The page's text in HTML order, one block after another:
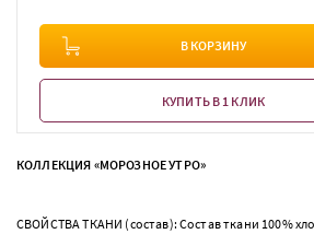
В КОРЗИНУ
КУПИТЬ В 1 КЛИК
КОЛЛЕКЦИЯ «МОРОЗНОЕ УТРО»
СВОЙСТВА ТКАНИ (состав): Состав ткани 100%